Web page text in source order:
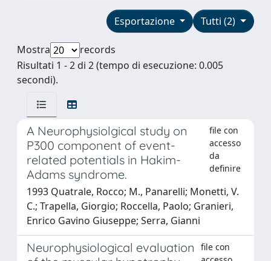
Tutti (2)
Esportazione
Mostra
records
Risultati 1 - 2 di 2 (tempo di esecuzione: 0.005
secondi).
A Neurophysiolgical study on
P300 component of event-
related potentials in Hakim-
Adams syndrome.
file con
accesso
da
definire
1993 Quatrale, Rocco; M., Panarelli; Monetti, V.
C.; Trapella, Giorgio; Roccella, Paolo; Granieri,
Enrico Gavino Giuseppe; Serra, Gianni
Neurophysiological evaluation
file con